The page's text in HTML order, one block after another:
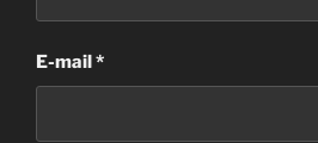
E-mail *